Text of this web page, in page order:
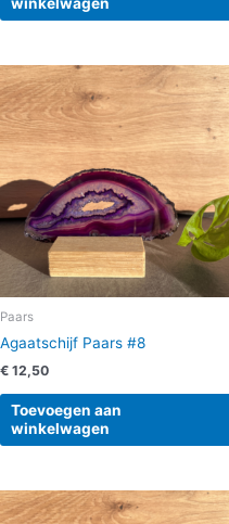
Paars
Agaatschijf Paars #8
€ 12,50
Toevoegen aan
winkelwagen